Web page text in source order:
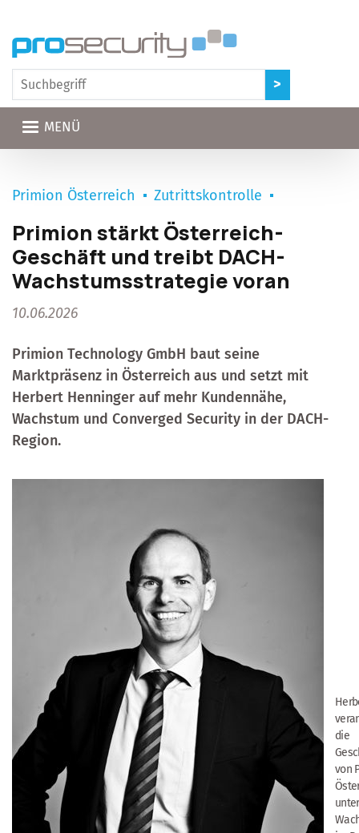
MENÜ
Primion Österreich Zutrittskontrolle
Primion stärkt Österreich-
Geschäft und treibt DACH-
Wachstumsstrategie voran
10.06.2026
Primion Technology GmbH baut seine
Marktpräsenz in Österreich aus und setzt mit
Herbert Henninger auf mehr Kundennähe,
Wachstum und Converged Security in der DACH-
Region.
die
von